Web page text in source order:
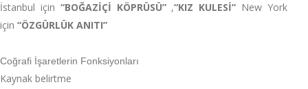
İstanbul için “BOĞAZİÇİ KÖPRÜSÜ”,“KIZ KULESİ” New York
için “ÖZGÜRLÜK ANITI”
Coğrafi İşaretlerin Fonksiyonları
Kaynak belirtme